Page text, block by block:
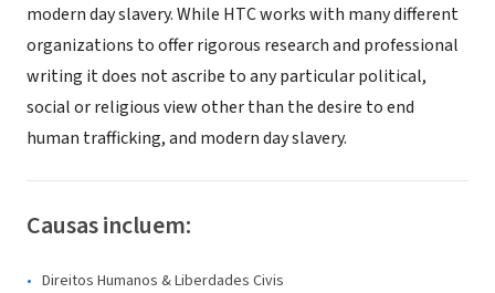
modern day slavery. While HTC works with many different
organizations to offer rigorous research and professional
writing it does not ascribe to any particular political,
social or religious view other than the desire to end
human trafficking, and modern day slavery.
Causas incluem:
Direitos Humanos & Liberdades Civis